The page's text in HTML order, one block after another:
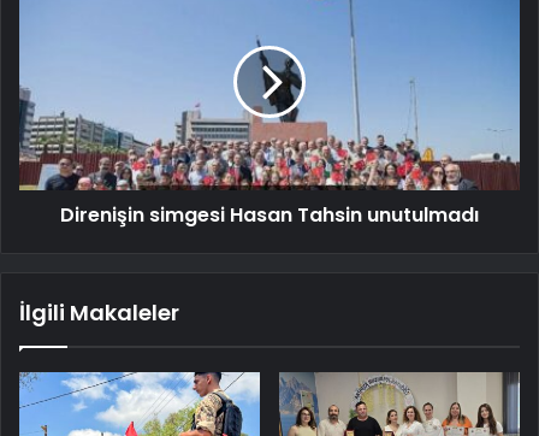
Direnişin simgesi Hasan Tahsin unutulmadı
İlgili Makaleler